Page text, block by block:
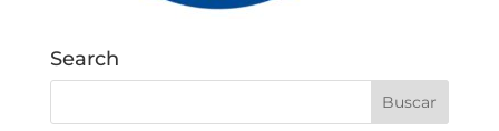
Search